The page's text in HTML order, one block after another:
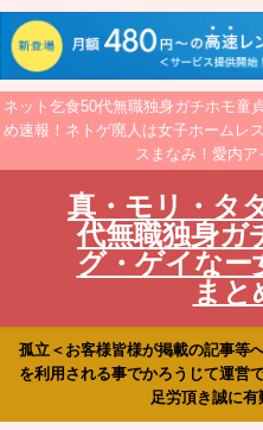
ネット乞食50代無職独身ガチホモ童
め速報！ネトゲ廃人は女子ホームレ
スまなみ！愛内ア
真・モリ・タ
代無職独身ガ
グ・ゲイなー
まと
孤立＜お客様皆様が掲載の記事等
を利用される事でかろうじて運営
足労頂き誠に有